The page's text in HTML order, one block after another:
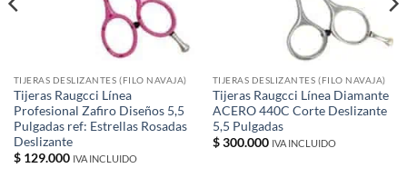
TIJERAS DESLIZANTES (FILO NAVAJA)
Tijeras Raugcci Línea
Profesional Zafiro Diseños 5,5
Pulgadas ref: Estrellas Rosadas
Deslizante
$129.000 IVA INCLUIDO
TIJERAS DESLIZANTES (FILO NAVAJA)
Tijeras Raugcci Línea Diamante
ACERO 440C Corte Deslizante
5,5 Pulgadas
$300.000 IVA INCLUIDO